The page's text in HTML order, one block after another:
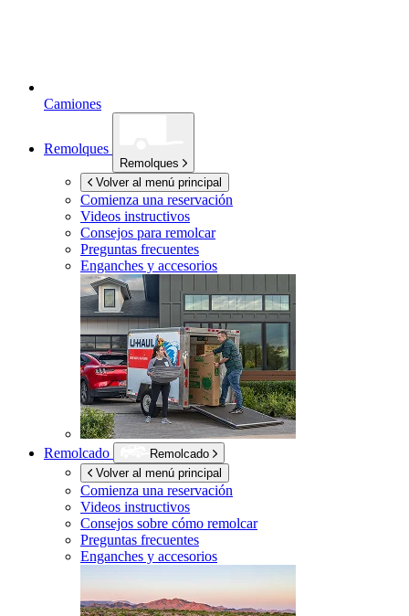
Camiones
Remolques
Remolques
Volver al menú principal
Comienza una reservación
Videos instructivos
Consejos para remolcar
Preguntas frecuentes
Enganches y accesorios
Remolcado
Remolcado
Volver al menú principal
Comienza una reservación
Videos instructivos
Consejos sobre cómo remolcar
Preguntas frecuentes
Enganches y accesorios